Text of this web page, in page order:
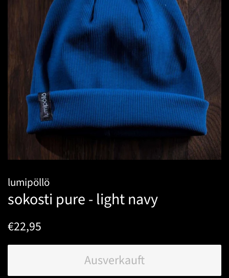
lumipöllö
sokosti pure - light navy
Normaler
€22,95
Ausverkauft